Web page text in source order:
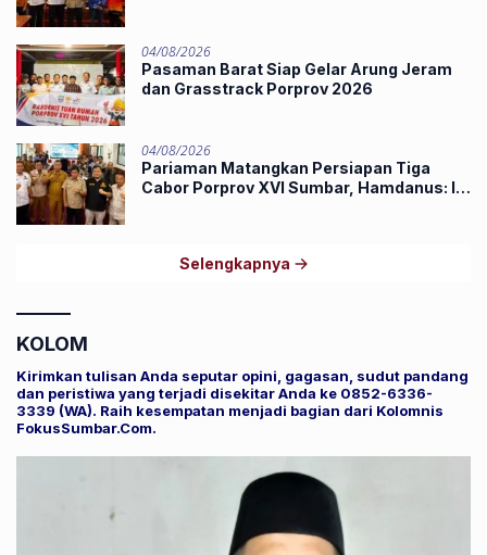
04/08/2026
Pasaman Barat Siap Gelar Arung Jeram
dan Grasstrack Porprov 2026
04/08/2026
Pariaman Matangkan Persiapan Tiga
Cabor Porprov XVI Sumbar, Hamdanus: Ini
Selengkapnya
KOLOM
Kirimkan tulisan Anda seputar opini, gagasan, sudut pandang
dan peristiwa yang terjadi disekitar Anda ke 0852-6336-
3339 (WA). Raih kesempatan menjadi bagian dari Kolomnis
FokusSumbar.Com.